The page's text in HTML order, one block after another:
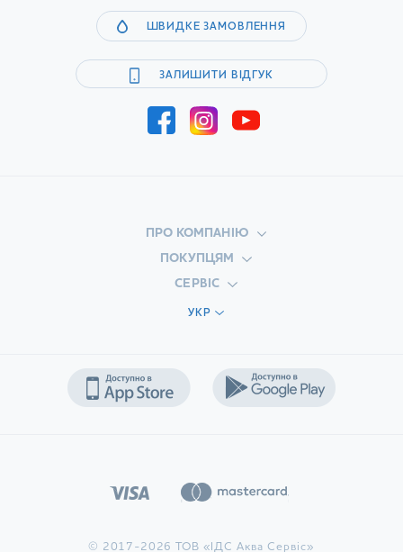
ШВИДКЕ ЗАМОВЛЕННЯ
ЗАЛИШИТИ ВІДГУК
ПРО КОМПАНІЮ
ПОКУПЦЯМ
СЕРВІС
УКР
© 2017-2026 ТОВ «ІДС Аква Сервіс»